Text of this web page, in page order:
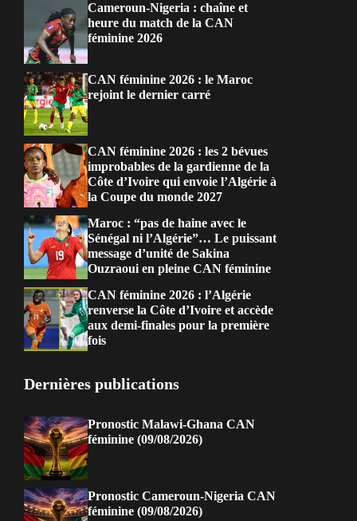
Cameroun-Nigeria : chaîne et
heure du match de la CAN
féminine 2026
CAN féminine 2026 : le Maroc
rejoint le dernier carré
CAN féminine 2026 : les 2 bévues
improbables de la gardienne de la
Côte d’Ivoire qui envoie l’Algérie à
la Coupe du monde 2027
Maroc : “pas de haine avec le
Sénégal ni l’Algérie”… Le puissant
message d’unité de Sakina
Ouzraoui en pleine CAN féminine
CAN féminine 2026 : l’Algérie
renverse la Côte d’Ivoire et accède
aux demi-finales pour la première
fois
Dernières publications
Pronostic Malawi-Ghana CAN
féminine (09/08/2026)
Pronostic Cameroun-Nigeria CAN
féminine (09/08/2026)